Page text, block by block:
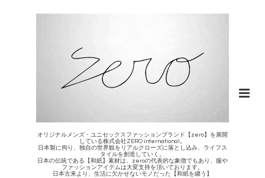
オリジナルメンズ・ユニセックスファッションブランド【zero】を展開
している株式会社ZERO international。
日本製に拘り、独自の世界観をリアルクローズに落とし込み、ライフス
タイルを創造していく。
日本の伝統である【和紙】素材は、zeroの代表的な象徴でもあり、服や
ファッションアイテムは大変支持を頂いております。
日本古来より、生活に欠かせないモノだった【和紙を纏う】